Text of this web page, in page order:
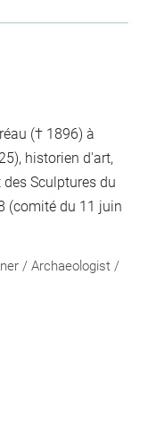
(† 1896) à
historien d'art,
Sculptures du
(comité du 11 juin
/ Archaeologist /